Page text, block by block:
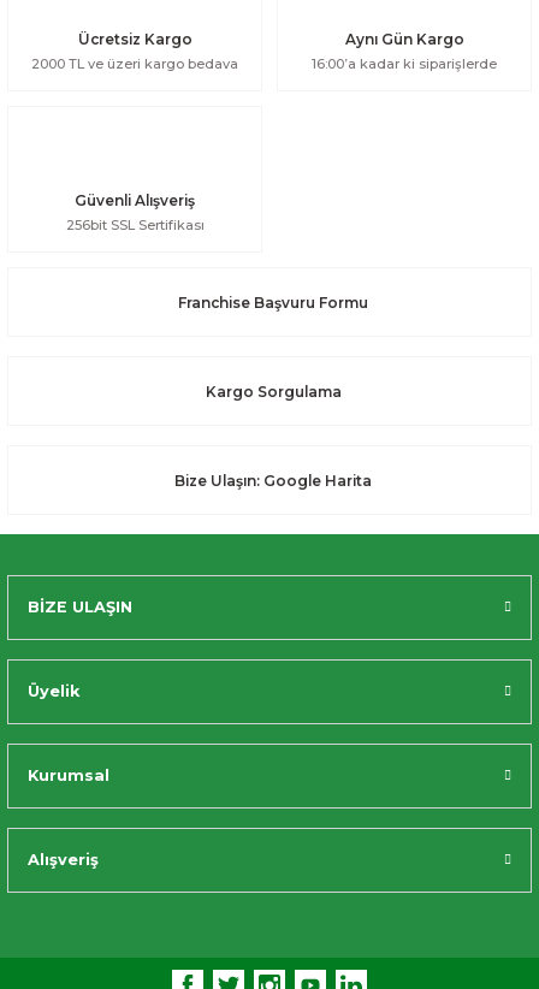
Ücretsiz Kargo
2000 TL ve üzeri kargo bedava
Aynı Gün Kargo
16:00’a kadar ki siparişlerde
Güvenli Alışveriş
256bit SSL Sertifikası
Franchise Başvuru Formu
Kargo Sorgulama
Bize Ulaşın: Google Harita
BİZE ULAŞIN
Üyelik
Kurumsal
Alışveriş